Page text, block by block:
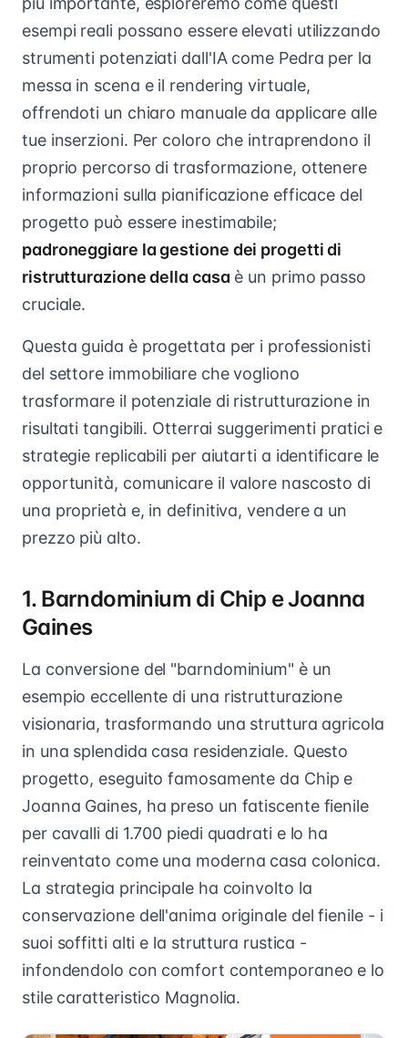
esempi reali possano essere elevati utilizzando
strumenti potenziati dall'IA come Pedra per la
messa in scena e il rendering virtuale,
offrendoti un chiaro manuale da applicare alle
tue inserzioni. Per coloro che intraprendono il
proprio percorso di trasformazione, ottenere
informazioni sulla pianificazione efficace del
progetto può essere inestimabile;
padroneggiare la gestione dei progetti di
ristrutturazione della casa è un primo passo
cruciale.
Questa guida è progettata per i professionisti
del settore immobiliare che vogliono
trasformare il potenziale di ristrutturazione in
risultati tangibili. Otterrai suggerimenti pratici e
strategie replicabili per aiutarti a identificare le
opportunità, comunicare il valore nascosto di
una proprietà e, in definitiva, vendere a un
prezzo più alto.
1. Barndominium di Chip e Joanna
Gaines
La conversione del "barndominium" è un
esempio eccellente di una ristrutturazione
visionaria, trasformando una struttura agricola
in una splendida casa residenziale. Questo
progetto, eseguito famosamente da Chip e
Joanna Gaines, ha preso un fatiscente fienile
per cavalli di 1.700 piedi quadrati e lo ha
reinventato come una moderna casa colonica.
La strategia principale ha coinvolto la
conservazione dell'anima originale del fienile - i
suoi soffitti alti e la struttura rustica -
infondendolo con comfort contemporaneo e lo
stile caratteristico Magnolia.